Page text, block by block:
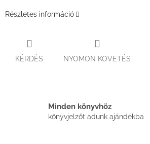
Részletes információ
KÉRDÉS NYOMON KÖVETÉS
Minden könyvhöz
könyvjelzőt adunk ajándékba